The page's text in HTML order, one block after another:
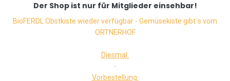
Der Shop ist nur für Mitglieder einsehbar!
BioFERDL Obstkiste wieder verfügbar - Gemüsekiste gibt´s vom
ORTNERHOF
Diesmal:
-
Vorbestellung: